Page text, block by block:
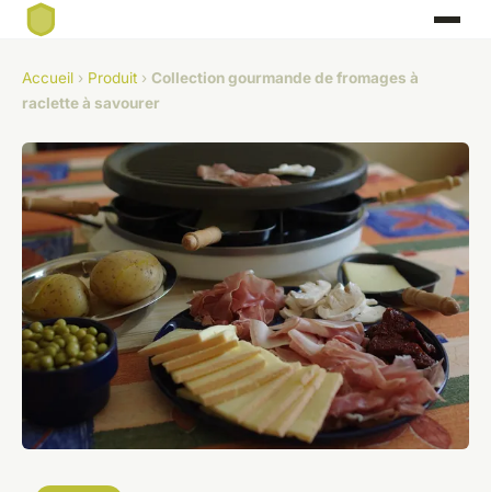
Accueil › Produit › Collection gourmande de fromages à
raclette à savourer